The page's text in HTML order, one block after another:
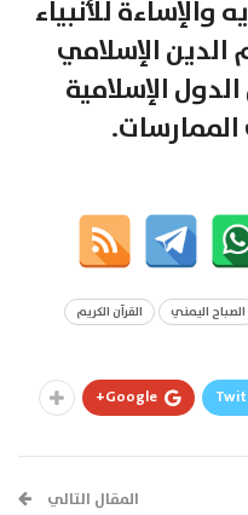
للأنبياء
الإسلامي
الإسلامية
الصباح اليمني
القرآن الكريم
Google+
المقال التالي